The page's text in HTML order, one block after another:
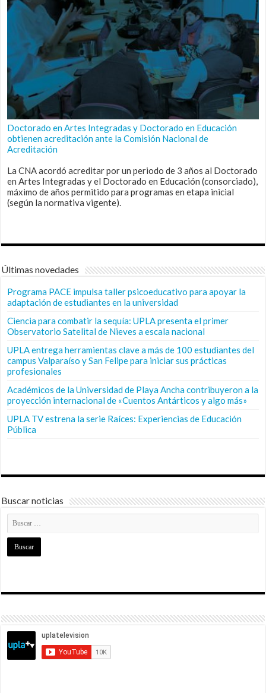
Doctorado en Artes Integradas y Doctorado en Educación
obtienen acreditación ante la Comisión Nacional de
Acreditación
La CNA acordó acreditar por un periodo de 3 años al Doctorado
en Artes Integradas y el Doctorado en Educación (consorciado),
máximo de años permitido para programas en etapa inicial
(según la normativa vigente).
Últimas novedades
Programa PACE impulsa taller psicoeducativo para apoyar la
adaptación de estudiantes en la universidad
Ciencia para combatir la sequía: UPLA presenta el primer
Observatorio Satelital de Nieves a escala nacional
UPLA entrega herramientas clave a más de 100 estudiantes del
campus Valparaíso y San Felipe para iniciar sus prácticas
profesionales
Académicos de la Universidad de Playa Ancha contribuyeron a la
proyección internacional de «Cuentos Antárticos y algo más»
UPLA TV estrena la serie Raíces: Experiencias de Educación
Pública
Buscar noticias